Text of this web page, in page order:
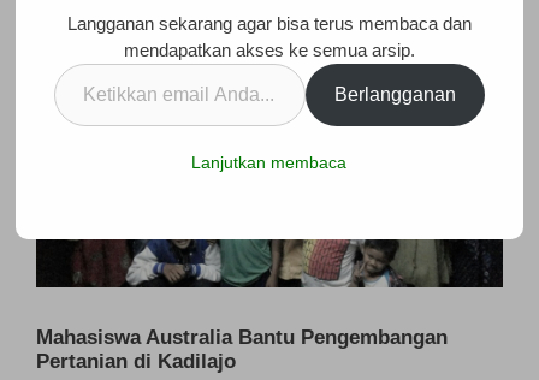
Mahasiswa Australia Bantu Pengembangan
Pertanian di Kadilajo
Langganan sekarang agar bisa terus membaca dan
mendapatkan akses ke semua arsip.
Ketikkan
email
Berlangganan
Lanjutkan membaca